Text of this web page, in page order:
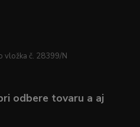
vložka č. 28399/N
odbere tovaru a aj